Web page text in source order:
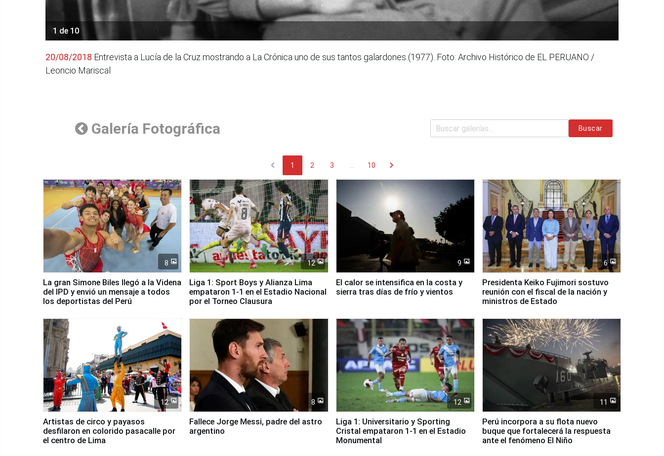
1 de 10
20/08/2018 Entrevista a Lucía de la Cruz mostrando a La Crónica uno de sus tantos galardones (1977). Foto: Archivo Histórico de EL PERUANO /
Leoncio Mariscal
Galería Fotográfica Buscar
chevron_left 1 2 3 ... 10 chevron_right
8
La gran Simone Biles llegó a la Videna
del IPD y envió un mensaje a todos
los deportistas del Perú
12
Liga 1: Sport Boys y Alianza Lima
empataron 1-1 en el Estadio Nacional
por el Torneo Clausura
9
El calor se intensifica en la costa y
sierra tras días de frío y vientos
6
Presidenta Keiko Fujimori sostuvo
reunión con el fiscal de la nación y
ministros de Estado
12
Artistas de circo y payasos
desfilaron en colorido pasacalle por
el centro de Lima
8
Fallece Jorge Messi, padre del astro
argentino
12
Liga 1: Universitario y Sporting
Cristal empataron 1-1 en el Estadio
Monumental
11
Perú incorpora a su flota nuevo
buque que fortalecerá la respuesta
ante el fenómeno El Niño